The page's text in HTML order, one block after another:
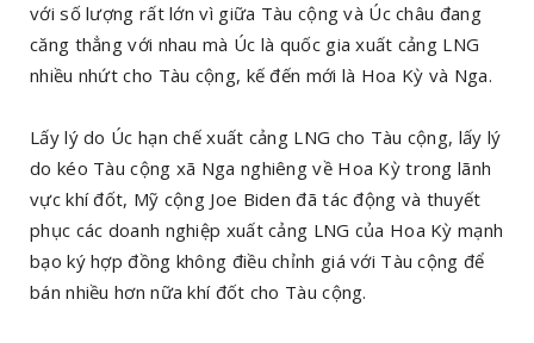
với số lượng rất lớn vì giữa Tàu cộng và Úc châu đang
căng thẳng với nhau mà Úc là quốc gia xuất cảng LNG
nhiều nhứt cho Tàu cộng, kế đến mới là Hoa Kỳ và Nga.
Lấy lý do Úc hạn chế xuất cảng LNG cho Tàu cộng, lấy lý
do kéo Tàu cộng xã Nga nghiêng về Hoa Kỳ trong lãnh
vực khí đốt, Mỹ cộng Joe Biden đã tác động và thuyết
phục các doanh nghiệp xuất cảng LNG của Hoa Kỳ mạnh
bạo ký hợp đồng không điều chỉnh giá với Tàu cộng để
bán nhiều hơn nữa khí đốt cho Tàu cộng.